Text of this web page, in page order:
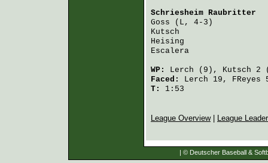
Schriesheim Raubritter
Goss (L, 4-3)
Kutsch
Heising
Escalera
WP: Lerch (9), Kutsch 2
Faced: Lerch 19, FReyes
T:
1:53
League Overview| League
| © Deutscher Baseball &